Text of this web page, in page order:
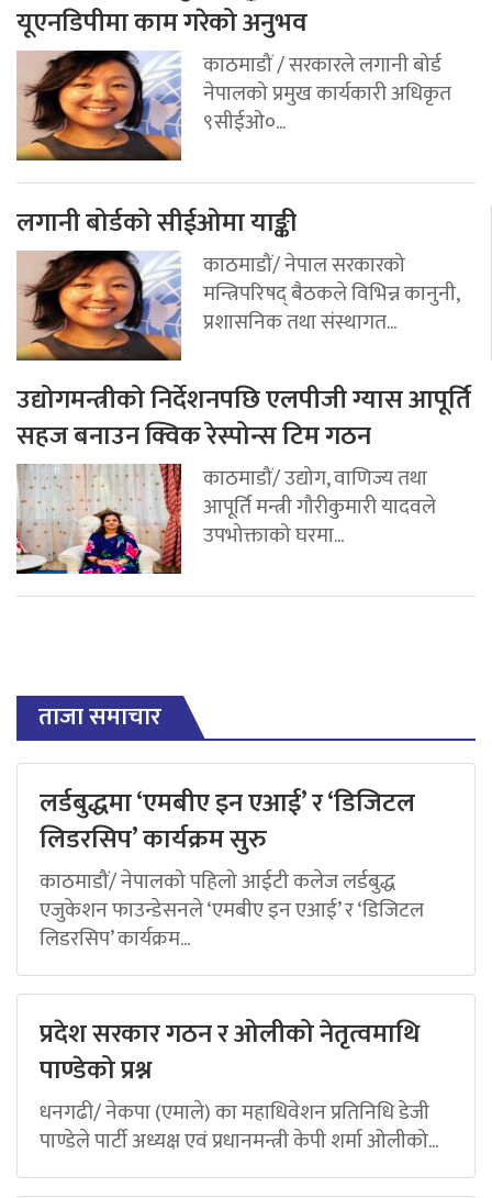
यूएनडिपीमा काम गरेको अनुभव
काठमाडौं / सरकारले लगानी बोर्ड
नेपालको प्रमुख कार्यकारी अधिकृत
९सीईओ०...
लगानी बोर्डको सीईओमा याङ्की
काठमाडौं/ नेपाल सरकारको
मन्त्रिपरिषद् बैठकले विभिन्न कानुनी,
प्रशासनिक तथा संस्थागत...
उद्योगमन्त्रीको निर्देशनपछि एलपीजी ग्यास आपूर्ति
सहज बनाउन क्विक रेस्पोन्स टिम गठन
काठमाडौं/ उद्योग, वाणिज्य तथा
आपूर्ति मन्त्री गौरीकुमारी यादवले
उपभोक्ताको घरमा...
ताजा समाचार
लर्डबुद्धमा ‘एमबीए इन एआई’ र ‘डिजिटल
लिडरसिप’ कार्यक्रम सुरु
काठमाडौं/ नेपालको पहिलो आईटी कलेज लर्डबुद्ध
एजुकेशन फाउन्डेसनले ‘एमबीए इन एआई’ र ‘डिजिटल
लिडरसिप’ कार्यक्रम...
प्रदेश सरकार गठन र ओलीको नेतृत्वमाथि
पाण्डेको प्रश्न
धनगढी/ नेकपा (एमाले) का महाधिवेशन प्रतिनिधि डेजी
पाण्डेले पार्टी अध्यक्ष एवं प्रधानमन्त्री केपी शर्मा ओलीको...